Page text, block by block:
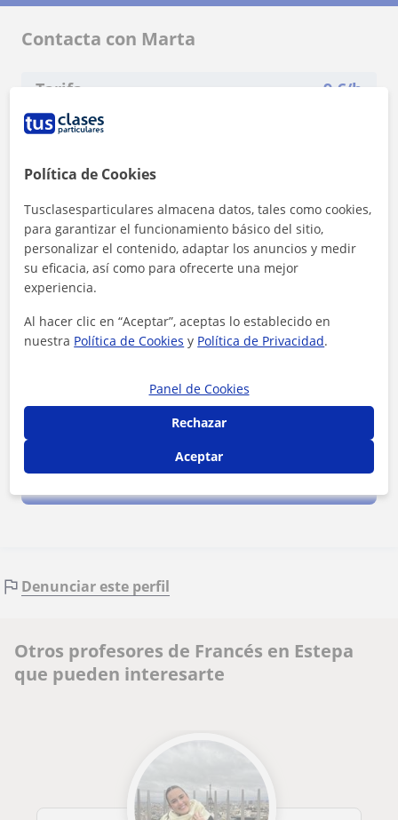
Contacta con Marta
Tarifa 9 €/h
1ª clase gratis
aviso legaly de
Contactar ahora
Denunciar este perfil
Otros profesores de Francés en Estepa
que pueden interesarte
Política de Cookies
Tusclasesparticulares almacena datos, tales como cookies,
para garantizar el funcionamiento básico del sitio,
personalizar el contenido, adaptar los anuncios y medir
su eficacia, así como para ofrecerte una mejor
experiencia.
Al hacer clic en “Aceptar”, aceptas lo establecido en
nuestra Política de Cookies y Política de Privacidad.
Panel de Cookies
Rechazar
Aceptar